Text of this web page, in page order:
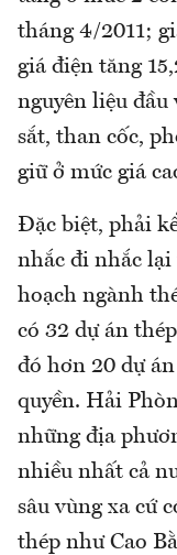
tháng 4/2011;
giá điện tăng
nguyên liệu đầu
sắt, than cốc,
giữ ở mức giá
Đặc biệt, phải
nhắc đi nhắc
hoạch ngành
có 32 dự án
đó hơn 20 dự
quyền. Hải
những địa
nhiều nhất cả
sâu vùng xa cứ
thép như Cao